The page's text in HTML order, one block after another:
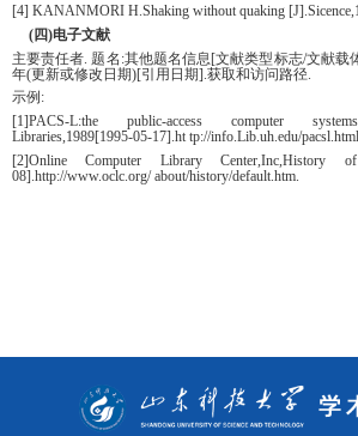
[4] KANANMORI H.Shaking without quaking
(四)电子文献
主要责任者. 题名:其他题名信息[文献类型标志/文献载
年(更新或修改日期)[引用日期].获取和访问路径.
示例:
[1]PACS-L:the public-access computer
Libraries,1989[1995-05-17].ht tp://info.Lib.uh.edu/
[2]Online Computer Library Center,Inc,History of
08].http://www.oclc.org/ about/history/default.htm.